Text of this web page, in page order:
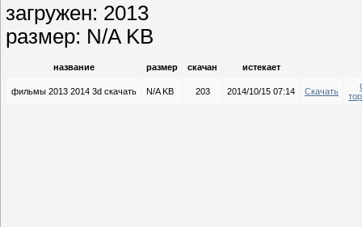
загружен: 2013
размер: N/A KB
название размер скачан истекает
фильмы 2013 2014 3d скачать N/A KB 203 2014/10/15 07:14 Скачать